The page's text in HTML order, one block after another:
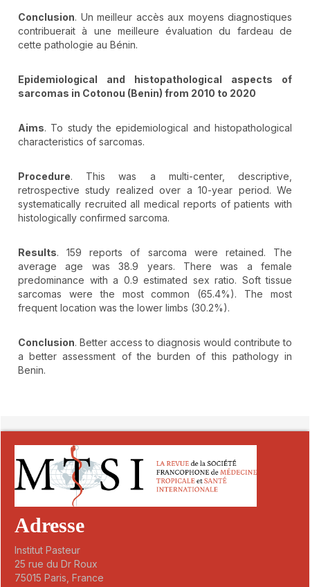
Conclusion. Un meilleur accès aux moyens diagnostiques
contribuerait à une meilleure évaluation du fardeau de
cette pathologie au Bénin.
Epidemiological and histopathological aspects of
sarcomas in Cotonou (Benin) from 2010 to 2020
Aims. To study the epidemiological and histopathological
characteristics of sarcomas.
Procedure. This was a multi-center, descriptive,
retrospective study realized over a 10-year period. We
systematically recruited all medical reports of patients with
histologically confirmed sarcoma.
Results. 159 reports of sarcoma were retained. The
average age was 38.9 years. There was a female
predominance with a 0.9 estimated sex ratio. Soft tissue
sarcomas were the most common (65.4%). The most
frequent location was the lower limbs (30.2%).
Conclusion. Better access to diagnosis would contribute to
a better assessment of the burden of this pathology in
Benin.
Adresse
Institut Pasteur
25 rue du Dr Roux
75015 Paris, France